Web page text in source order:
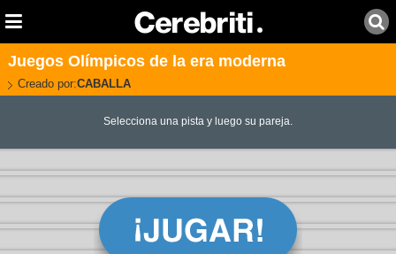
Juegos Olímpicos de la era moderna
Creado por:CABALLA
Selecciona una pista y luego su pareja.